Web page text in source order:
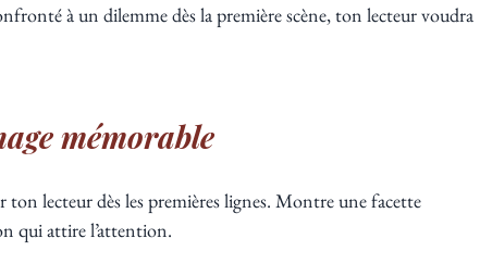
à un dilemme dès la première scène, ton lecteur voudra
mémorable
lecteur dès les premières lignes. Montre une facette
qui attire l’attention.